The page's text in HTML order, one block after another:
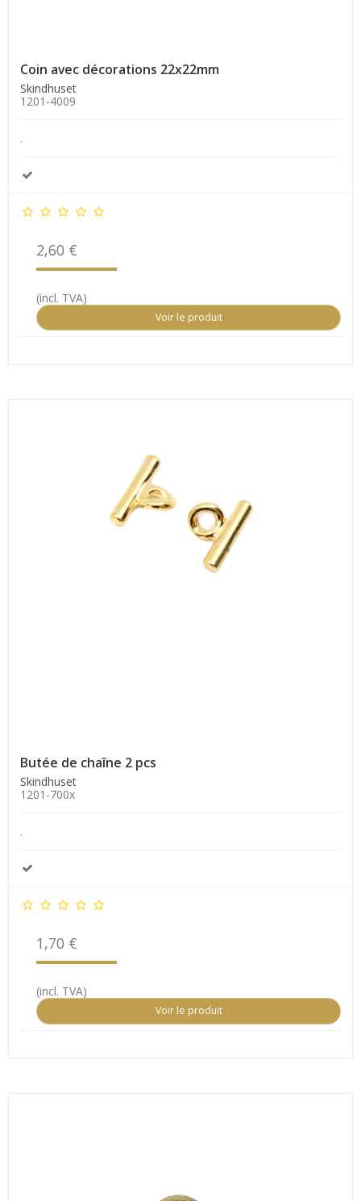
Coin avec décorations 22x22mm
Skindhuset
1201-4009
.
2,60 €
(incl. TVA)
Voir le produit
Butée de chaîne 2 pcs
Skindhuset
1201-700x
.
1,70 €
(incl. TVA)
Voir le produit